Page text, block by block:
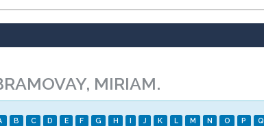
MIRIAM.
B C D E F G H I J K L M N O P Q